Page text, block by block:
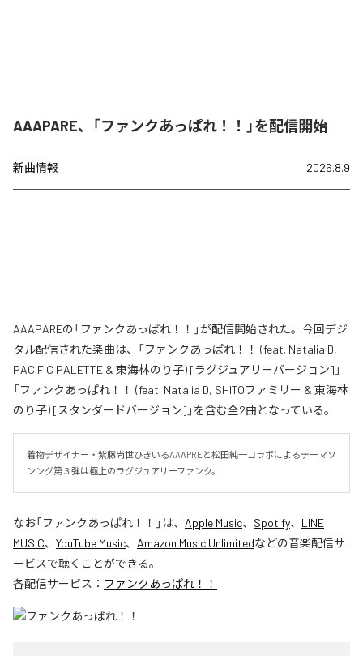
AAAPARE、「ファンクあっぱれ！！」を配信開始
新曲情報 2026.8.9
AAAPAREの「ファンクあっぱれ！！」が配信開始された。今回デジ
タル配信された楽曲は、「ファンクあっぱれ！！ (feat. Natalia D,
PACIFIC PALETTE & 東海林のり子) [ラグジュアリーバージョン]」
「ファンクあっぱれ！！ (feat. Natalia D, SHITOファミリー & 東海林
のり子) [スタンダードバージョン]」を含む全2曲となっている。
着物デザイナー・紫藤尚世ひきいるAAAPREと松田純一コラボによるテーマソ
ンング第３弾は極上のラグジュアリーファンク。
なお「ファンクあっぱれ！！ 」は、 Apple Music、 Spotify、 LINE
MUSIC、 YouTube Music、 Amazon Music Unlimitedなどの音楽配信サ
ービスで聴くことができる。
各配信サービス： ファンクあっぱれ！！